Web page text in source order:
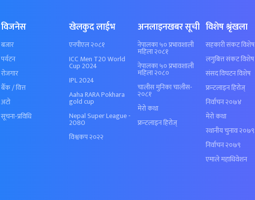
विजनेस
बजार
पर्यटन
रोजगार
बैँक / वित्त
अटो
सूचना-प्रविधि
खेलकुद लाईभ
एनपीएल २०८१
ICC Men T20 World
Cup 2024
IPL 2024
Aaha RARA Pokhara
gold cup
Nepal Super League -
2080
विश्वकप २०२२
अनलाइनखबर सूची
नेपालका ५० प्रभावशाली
महिला २०८१
नेपालका ५० प्रभावशाली
महिला २०८०
चालीस मुनिका चालीस-
२०८१
मेरो कथा
फ्रन्टलाइन हिरोज्
विशेष श्रृंखला
सहकारी संकट विशेष
लगुबित्त संकट विशेष
संसद विघटन विशेष
फ्रन्टलाइन हिरोज्
निर्वाचन २०७४
मेरो कथा
स्थानीय चुनाव २०७९
निर्वाचन २०७९
एमाले महाधिवेशन